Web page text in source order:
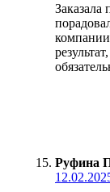
Заказала
Руфина